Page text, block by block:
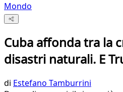
Mondo
Cuba affonda tra la
disastri naturali. E
di Estefano Tamburrini